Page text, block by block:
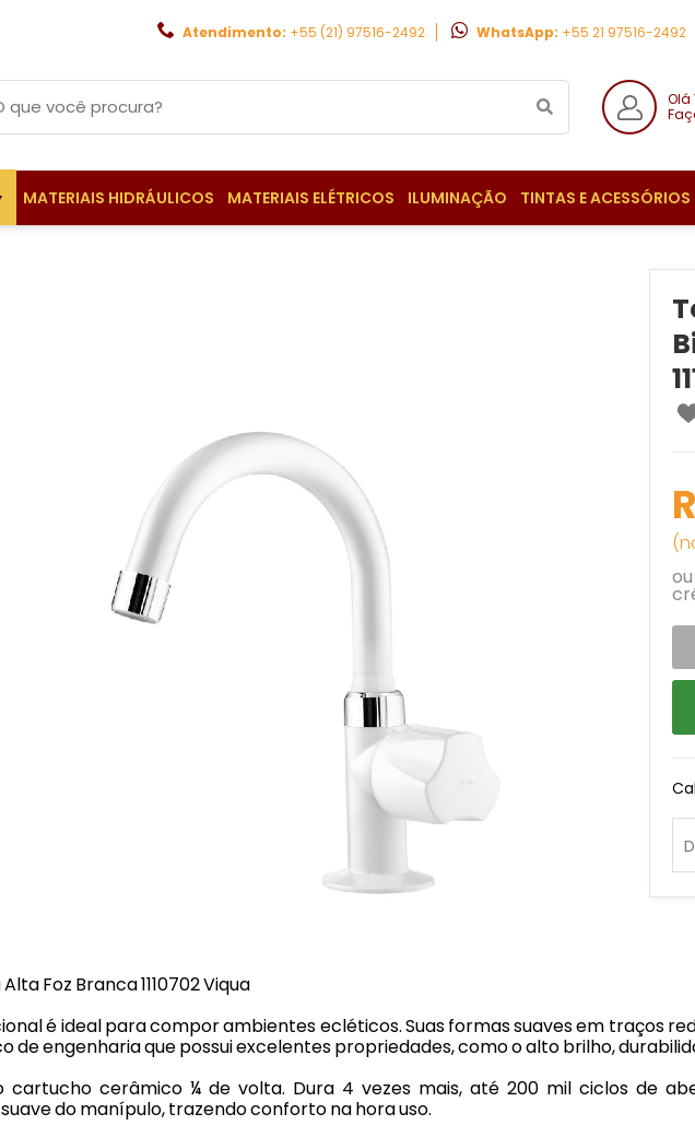
Atendimento: +55 (21) 97516-2492 WhatsApp: +55 21 97516-2492
Olá
MATERIAIS HIDRÁULICOS MATERIAIS ELÉTRICOS ILUMINAÇÃO TINTAS E ACESSÓRIOS
Foz Branca 1110702 Viqua
é ideal para compor ambientes ecléticos. Suas formas suaves em traços
de engenharia que possui excelentes propriedades, como o alto brilho,
cartucho cerâmico ¼ de volta. Dura 4 vezes mais, até 200 mil ciclos de
do manípulo, trazendo conforto na hora uso.